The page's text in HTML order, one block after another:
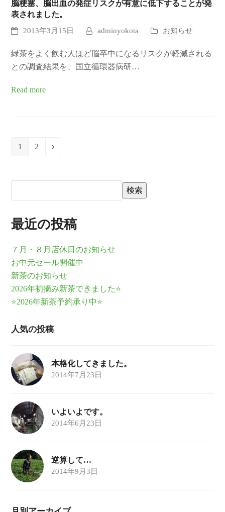
脳梗塞、脳出血の発症リスクが有意に低下することが発
表されました。
2013年3月15日 adminyokota お知らせ
緑茶をよく飲む人ほど脳卒中になるリスクが軽減される
との調査結果を、国立循環器病研…
Read more
Page
1 Page
2 Next
検索
最近の投稿
７月・８月店休日のお知らせ
お中元セール開催中
新茶のお知らせ
2026年初摘み新茶できました⭐
⭐2026年新茶予約承り中⭐
人気の投稿
本格化してきました。
2014年7月23日
いよいよです。
2014年6月23日
逆算して…
2014年9月3日